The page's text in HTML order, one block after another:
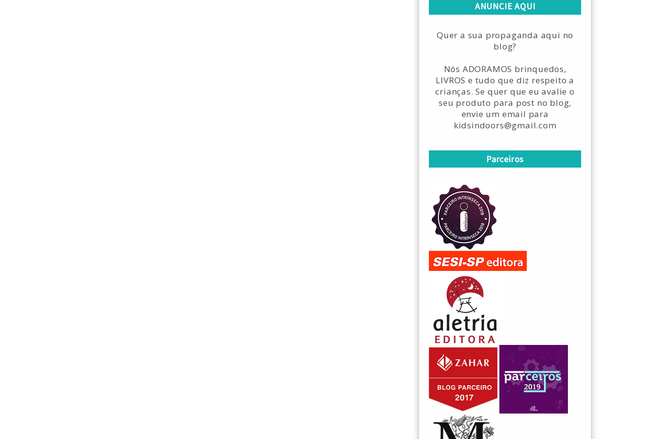
ANUNCIE AQUI
Quer a sua propaganda aqui no
blog?
Nós ADORAMOS brinquedos,
LIVROS e tudo que diz respeito a
crianças. Se quer que eu avalie o
seu produto para post no blog,
envie um email para
kidsindoors@gmail.com
Parceiros